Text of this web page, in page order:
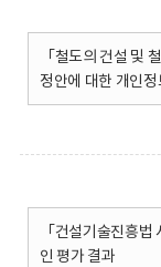
「철도의 건설 및
정안에 대한 개인
「건설기술진흥
인 평가 결과